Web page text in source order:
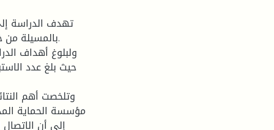
تهدف الدراسة
بالمسيلة من
ولبلوغ أهداف
وتلخصت أهم
مؤسسة الحماية
إلى أن